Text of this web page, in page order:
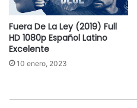
Fuera De La Ley (2019) Full
HD 1080p Español Latino
Excelente
10 enero, 2023